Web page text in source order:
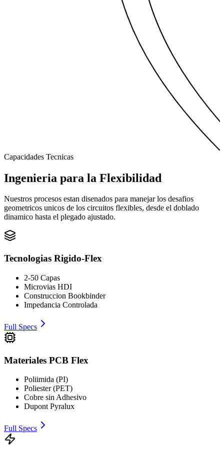
Capacidades Tecnicas
Ingenieria para la Flexibilidad
Nuestros procesos estan disenados para manejar los desafios
geometricos unicos de los circuitos flexibles, desde el doblado
dinamico hasta el plegado ajustado.
Tecnologias Rigido-Flex
2-50 Capas
Microvias HDI
Construccion Bookbinder
Impedancia Controlada
Full Specs
Materiales PCB Flex
Poliimida (PI)
Poliester (PET)
Cobre sin Adhesivo
Dupont Pyralux
Full Specs